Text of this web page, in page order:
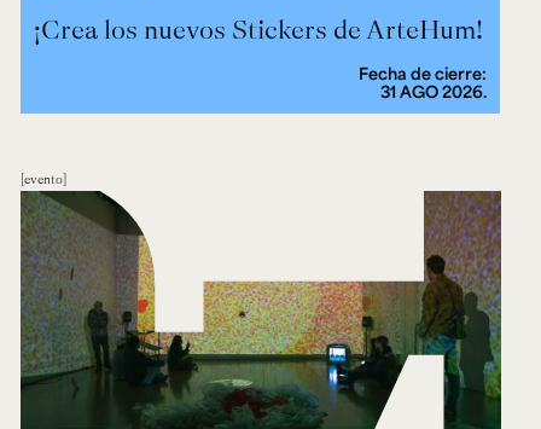
¡Crea los nuevos Stickers de ArteHum!
Fecha de cierre:
31 AGO 2026.
evento